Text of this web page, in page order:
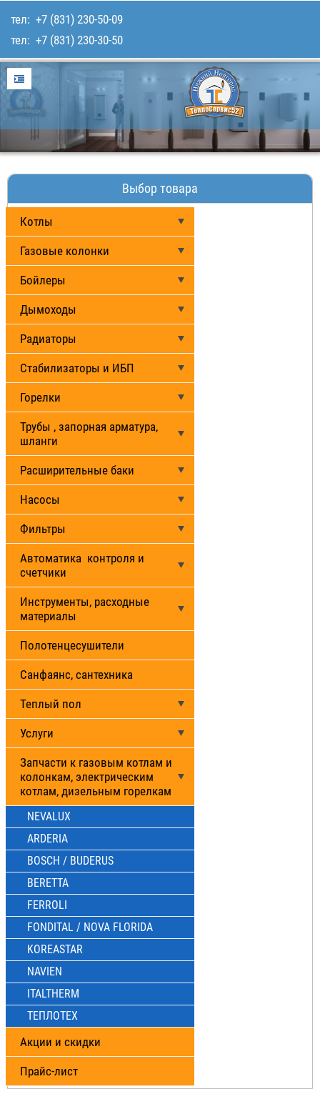
Главная
Услуги
Для покупателей
Каталог товаров
Наши работы
тел: +7 (831) 230-50-09
тел: +7 (831) 230-30-50
Выбор товара
Котлы
Газовые колонки
Бойлеры
Дымоходы
Радиаторы
Стабилизаторы и ИБП
Горелки
Трубы , запорная арматура,
шланги
Расширительные баки
Насосы
Фильтры
Автоматика контроля и
счетчики
Инструменты, расходные
материалы
Полотенцесушители
Санфаянс, сантехника
Теплый пол
Услуги
Запчасти к газовым котлам и
колонкам, электрическим
котлам, дизельным горелкам
NEVALUX
ARDERIA
BOSCH / BUDERUS
BERETTA
FERROLI
FONDITAL / NOVA FLORIDA
KOREASTAR
NAVIEN
ITALTHERM
ТЕПЛОТЕХ
Акции и скидки
Прайс-лист